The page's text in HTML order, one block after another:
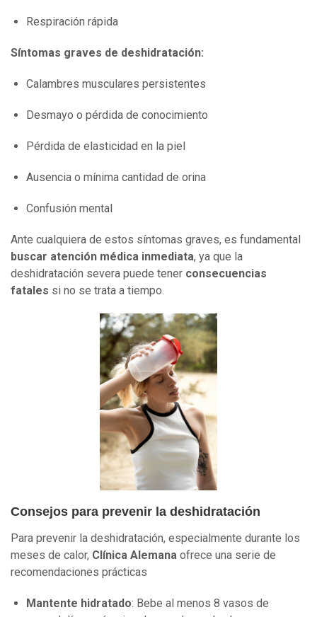
Respiración rápida
Síntomas graves de deshidratación:
Calambres musculares persistentes
Desmayo o pérdida de conocimiento
Pérdida de elasticidad en la piel
Ausencia o mínima cantidad de orina
Confusión mental
Ante cualquiera de estos síntomas graves, es fundamental
buscar atención médica inmediata, ya que la
deshidratación severa puede tener consecuencias
fatales si no se trata a tiempo.
Consejos para prevenir la deshidratación
Para prevenir la deshidratación, especialmente durante los
meses de calor, Clínica Alemana ofrece una serie de
recomendaciones prácticas
Mantente hidratado: Bebe al menos 8 vasos de